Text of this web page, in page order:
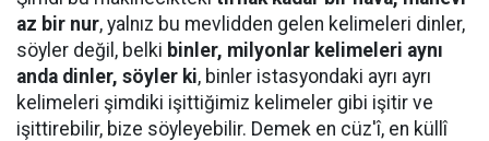
az bir nur, yalnız bu mevlidden gelen kelimeleri dinler,
söyler değil, belki binler, milyonlar kelimeleri aynı
anda dinler, söyler ki, binler istasyondaki ayrı ayrı
kelimeleri şimdiki işittiğimiz kelimeler gibi işitir ve
işittirebilir, bize söyleyebilir. Demek en cüz'î, en küllî